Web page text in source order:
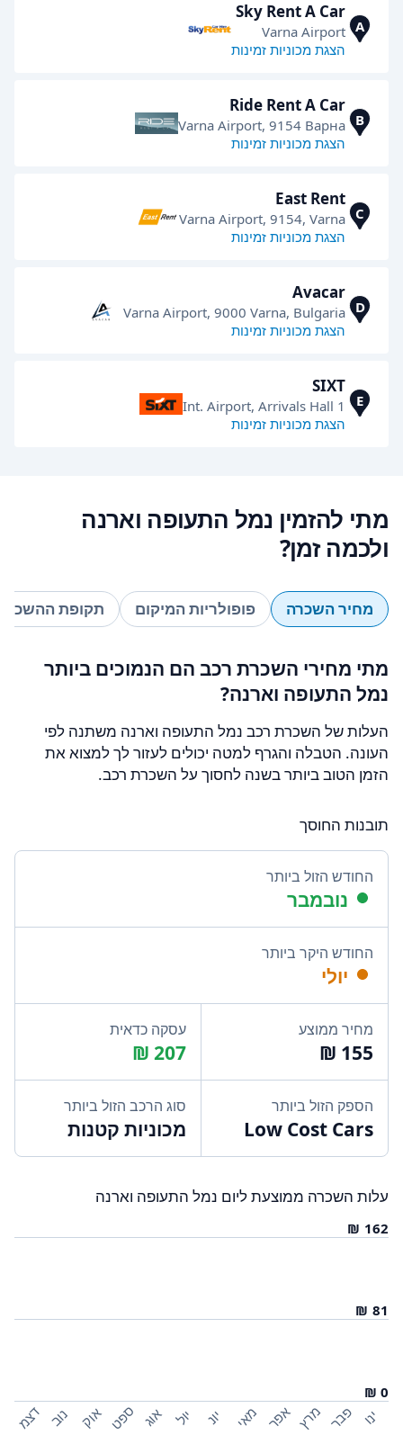
A
Sky Rent A Car
Varna Airport
הצגת מכוניות זמינות
B
Ride Rent A Car
Varna Airport, 9154 Варна
הצגת מכוניות זמינות
C
East Rent
Varna Airport, 9154, Varna
הצגת מכוניות זמינות
D
Avacar
Varna Airport, 9000 Varna, Bulgaria
הצגת מכוניות זמינות
E
SIXT
Int. Airport, Arrivals Hall 1
הצגת מכוניות זמינות
מתי להזמין נמל התעופה וארנה
ולכמה זמן?
מחיר השכרה פופולריות המיקום תקופת
מתי מחירי השכרת רכב הם הנמוכים ביותר
נמל התעופה וארנה?
העלות של השכרת רכב נמל התעופה וארנה משתנה לפי
העונה. הטבלה והגרף למטה יכולים לעזור לך למצוא את
הזמן הטוב ביותר בשנה לחסוך על השכרת רכב.
תובנות החוסך
החודש הזול ביותר
נובמבר
החודש היקר ביותר
יולי
מחיר ממוצע עסקה כדאית
הספק הזול ביותר
Low Cost Cars
סוג הרכב הזול ביותר
מכוניות קטנות
עלות השכרה ממוצעת ליום נמל התעופה וארנה
ינו פבר מרץ אפר מאי יונ יול אוג ספט אוק נוב דצמ